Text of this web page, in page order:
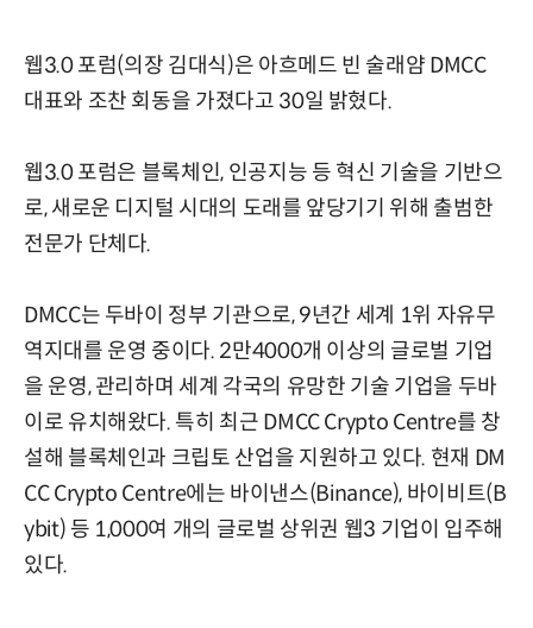
웹3.0 포럼(의장 김대식)은 아흐메드 빈 술래얌 DMCC
대표와 조찬 회동을 가졌다고 30일 밝혔다.
웹3.0 포럼은 블록체인, 인공지능 등 혁신 기술을 기반으
로, 새로운 디지털 시대의 도래를 앞당기기 위해 출범한
전문가 단체다.
DMCC는 두바이 정부 기관으로, 9년간 세계 1위 자유무
역지대를 운영 중이다. 2만4000개 이상의 글로벌 기업
을 운영, 관리하며 세계 각국의 유망한 기술 기업을 두바
이로 유치해왔다. 특히 최근 DMCC Crypto Centre를 창
설해 블록체인과 크립토 산업을 지원하고 있다. 현재 DM
CC Crypto Centre에는 바이낸스(Binance), 바이비트(B
ybit) 등 1,000여 개의 글로벌 상위권 웹3 기업이 입주해
있다.